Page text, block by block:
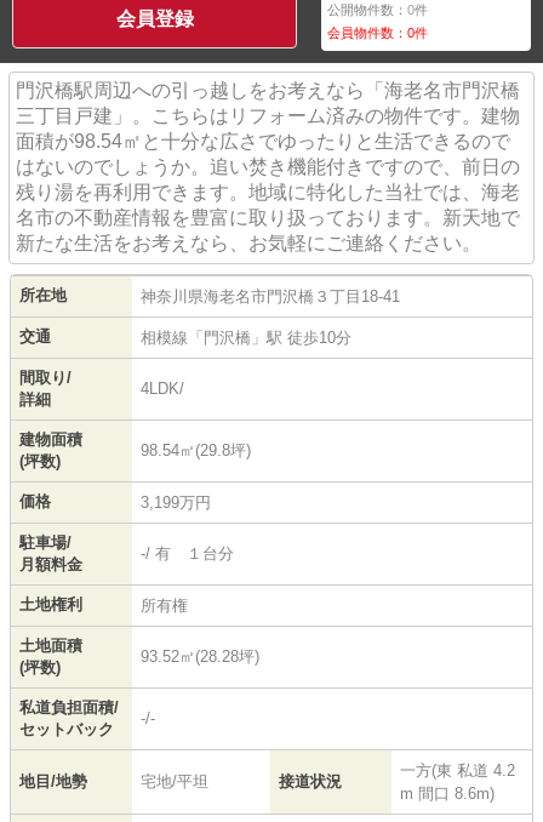
会員登録 公開物件数：0件
会員物件数：0件
門沢橋駅周辺への引っ越しをお考えなら「海老名市門沢橋
三丁目戸建」。こちらはリフォーム済みの物件です。建物
面積が98.54㎡と十分な広さでゆったりと生活できるので
はないのでしょうか。追い焚き機能付きですので、前日の
残り湯を再利用できます。地域に特化した当社では、海老
名市の不動産情報を豊富に取り扱っております。新天地で
新たな生活をお考えなら、お気軽にご連絡ください。
所在地 神奈川県海老名市門沢橋 ３丁目18-41
交通 相模線 「門沢橋 」駅 徒歩10分
間取り/
詳細
4LDK/
建物面積
(坪数)
98.54㎡(29.8坪)
価格 3,199万円
駐車場/
月額料金
-/ 有 １台分
土地権利 所有権
土地面積
(坪数)
93.52㎡(28.28坪)
私道負担面積/
セットバック
-/-
地目/地勢 宅地/平坦 接道状況
一方(東 私道 4.2
m 間口 8.6m)